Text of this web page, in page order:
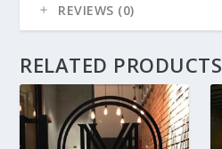
REVIEWS (0)
RELATED PRODUCTS